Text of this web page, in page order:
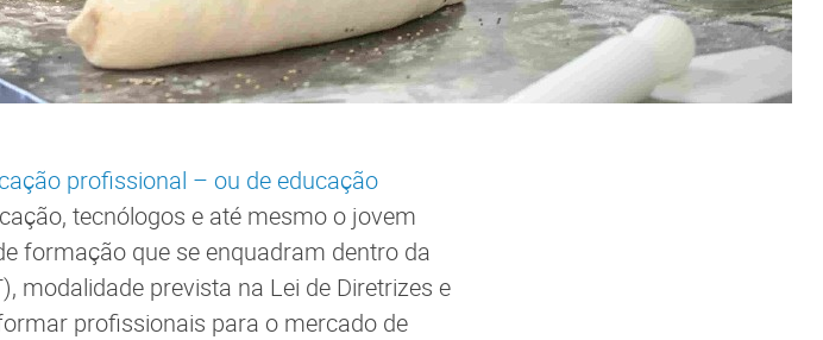
profissional – ou de educação
tecnólogos e até mesmo o jovem
formação que se enquadram dentro da
modalidade prevista na Lei de Diretrizes e
profissionais para o mercado de